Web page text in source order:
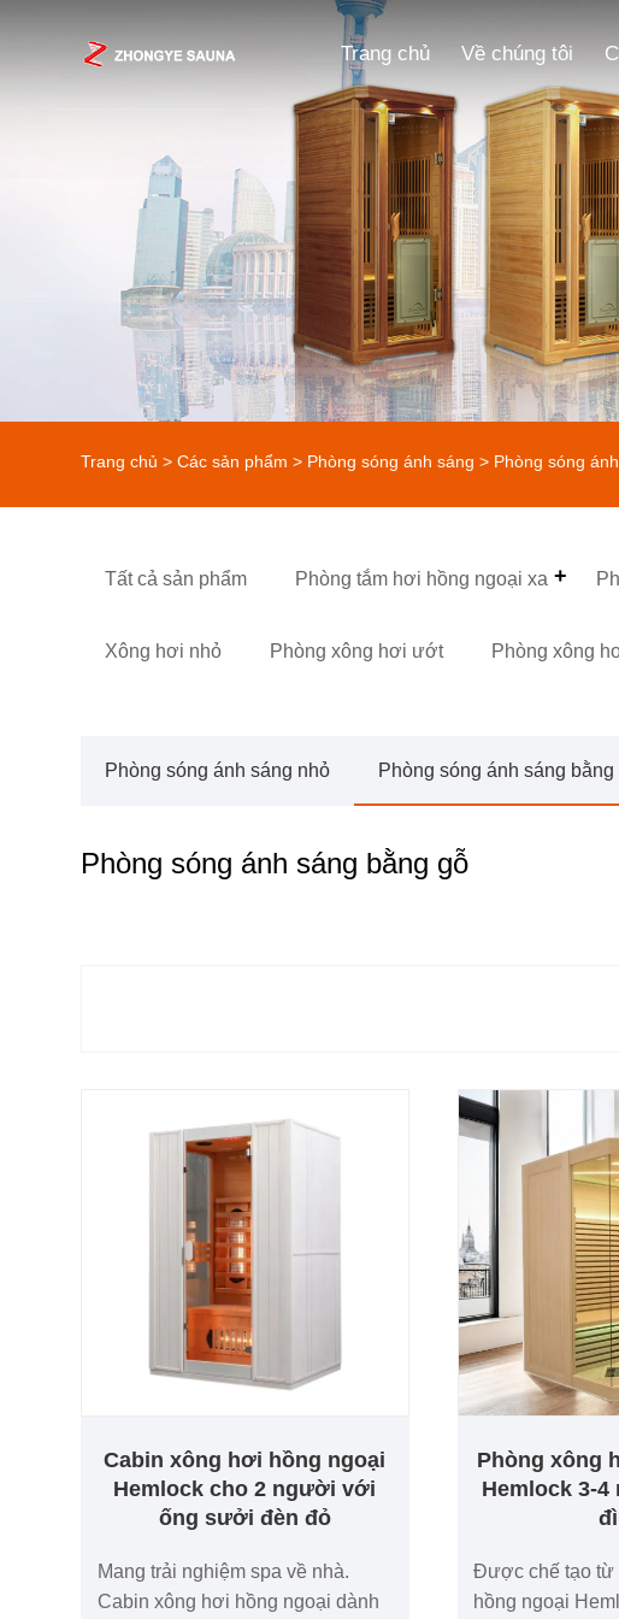
Trang chủ Về chúng tôi
Trang chủ > Các sản phẩm > Phòng sóng ánh sáng > Phòng sóng
Tất cả sản phẩm Phòng tắm hơi hồng ngoại xa
Xông hơi nhỏ Phòng xông hơi ướt Phòng xông
Phòng sóng ánh sáng nhỏ Phòng sóng ánh sáng bằng
Phòng sóng ánh sáng bằng gỗ
Cabin xông hơi hồng ngoại
Hemlock cho 2 người với
ống sưởi đèn đỏ
Mang trải nghiệm spa về nhà.
Cabin xông hơi hồng ngoại dành
Phòng xông
Hemlock 3-
Được chế tạo từ
hồng ngoại